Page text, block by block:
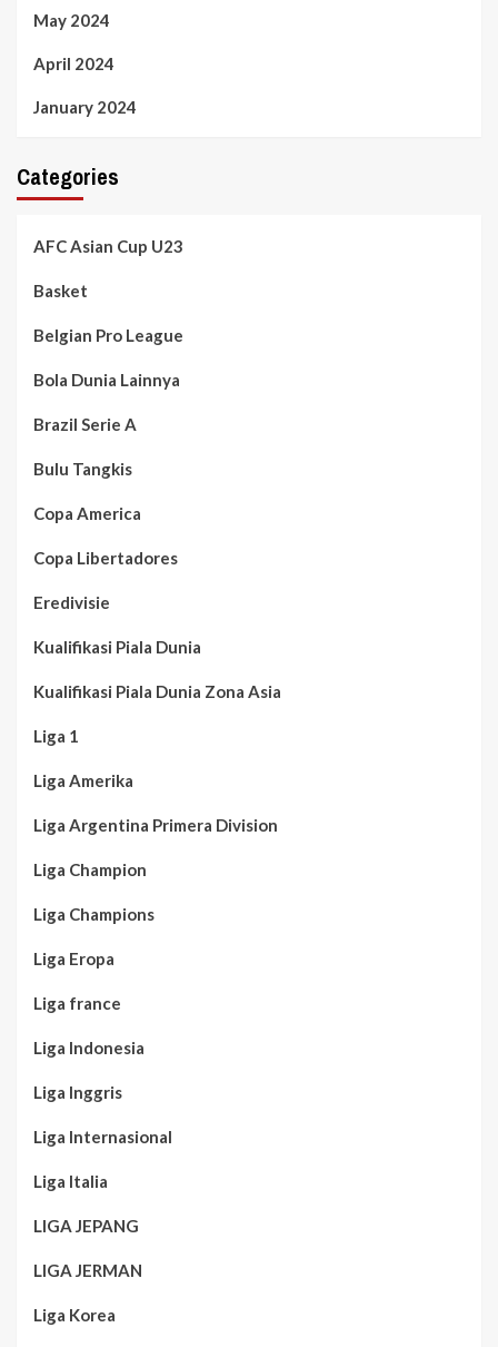
May 2024
April 2024
January 2024
Categories
AFC Asian Cup U23
Basket
Belgian Pro League
Bola Dunia Lainnya
Brazil Serie A
Bulu Tangkis
Copa America
Copa Libertadores
Eredivisie
Kualifikasi Piala Dunia
Kualifikasi Piala Dunia Zona Asia
Liga 1
Liga Amerika
Liga Argentina Primera Division
Liga Champion
Liga Champions
Liga Eropa
Liga france
Liga Indonesia
Liga Inggris
Liga Internasional
Liga Italia
LIGA JEPANG
LIGA JERMAN
Liga Korea